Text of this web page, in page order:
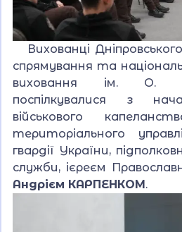
Вихованці
спрямування та
виховання ім. О.
поспілкувалися з
військового
територіального
гвардії України,
служби, ієреєм
Андрієм КАРПЕНКОМ.